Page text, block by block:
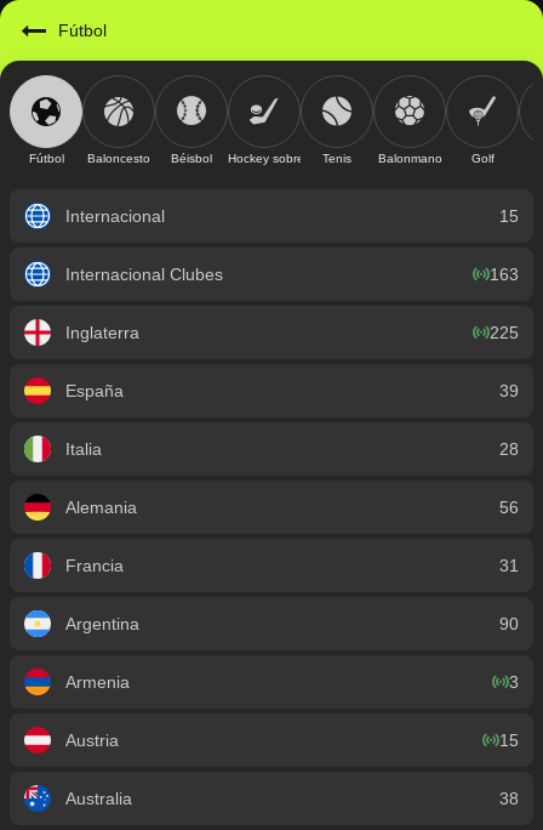
Fútbol
Fútbol Baloncesto Béisbol Hockey sobre hieloTenis Balonmano Golf
Internacional 15
Internacional Clubes 163
Inglaterra 225
España 39
Italia 28
Alemania 56
Francia 31
Argentina 90
Armenia 3
Austria 15
Australia 38
https://mobile.geniusbet.sv/sport/detail/futbol?id=1